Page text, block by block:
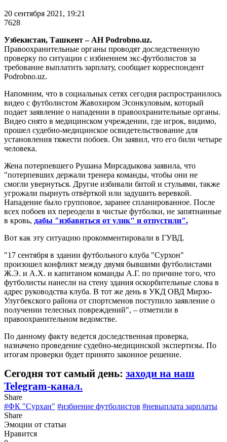
20 сентября 2021, 19:21
7628
Узбекистан, Ташкент – АН Podrobno.uz.
Правоохранительные органы проводят доследственную
проверку по ситуации с избиением экс-футболистов за
требование выплатить зарплату, сообщает корреспондент
Podrobno.uz.
Напомним, что в социальных сетях сегодня распространилось
видео с футболистом Жавохиром Эсонкуловым, который
подает заявление о нападении в правоохранительные органы.
Видео снято в медицинском учреждении, где игрок, видимо,
прошел судебно-медицинское освидетельствование для
установления тяжести побоев. Он заявил, что его били четыре
человека.
Жена потерпевшего Рушана Мирсадыкова заявила, что
"потерпевших держали тренера команды, чтобы они не
смогли увернуться. Другие избивали битой и стульями, также
угрожали пырнуть отвёрткой или задушить веревкой.
Нападение было групповое, заранее спланированное. После
всех побоев их переодели в чистые футболки, не запятнанные
в кровь, дабы "избавиться от улик" и отпустили".
Вот как эту ситуацию прокомментировали в ГУВД.
"17 сентября в здании футбольного клуба "Сурхон"
произошел конфликт между двумя бывшими футболистами
Ж.Э. и А.Х. и капитаном команды А.Г. по причине того, что
футболисты нанесли на стену здания оскорбительные слова в
адрес руководства клуба. В тот же день в УКД ОВД Мирзо-
Улугбекского района от спортсменов поступило заявление о
получении телесных повреждений", – отметили в
правоохранительном ведомстве.
По данному факту ведется доследственная проверка,
назначено проведение судебно-медицинской экспертизы. По
итогам проверки будет принято законное решение.
Сегодня тот самый день: заходи на наш
Telegram-канал.
Share
#ФК "Сурхан" #избиение футболистов #невыплата зарплаты
Share
Эмоции от статьи
Нравится